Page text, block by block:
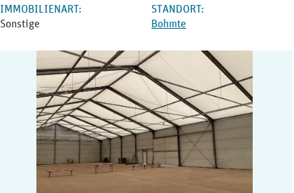
IMMOBILIENART:
Sonstige
STANDORT:
Bohmte